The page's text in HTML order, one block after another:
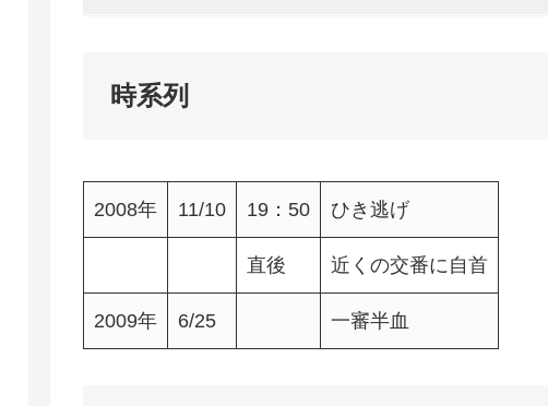
時系列
2008年 11/10 19：50 ひき逃げ
直後 近くの交番に自首
2009年 6/25 一審半血